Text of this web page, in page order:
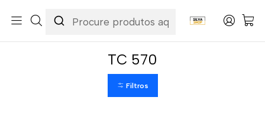
Suspensão & Travões
Pastilhas de Travão Husqvarna TC 570
TC 570
Filtros